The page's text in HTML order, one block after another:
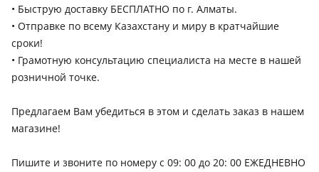
Lexus RX 350
2022 - н.в. 5 поколение, 2019 - н.в. 4 поколение рестайлинг
(L2), 2015 - 2019 4 поколение (L2), 2012 - 2015 3 поколение
рестайлинг (L1), 2008 - 2012 3 поколение (L1), 2005 - 2009 2
• Быструю доставку БЕСПЛАТНО по г. Алматы.
• Отправкe по всему Казахстану и миру в кратчайшие
сроки!
• Грамотную консультацию специалиста на месте в нашей
розничной точке.
Предлагаем Вам убедиться в этом и сделать заказ в нашем
магазине!
Пишите и звоните по номеру с 09: 00 до 20: 00 ЕЖЕДНЕВНО